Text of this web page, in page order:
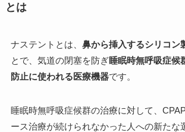
とは
ナステントとは、 鼻から挿入するシリコン
とで、気道の閉塞を防ぎ睡眠時無呼吸症候
防止に使われる医療機器です。
睡眠時無呼吸症候群の治療に対して、
ース治療が続けられなかった人への新たな